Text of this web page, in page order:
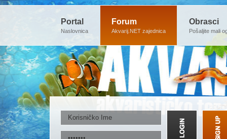
Portal
Naslovnica
Forum
Akvarij.NET zajednica
Obrasci
Pošaljite mali